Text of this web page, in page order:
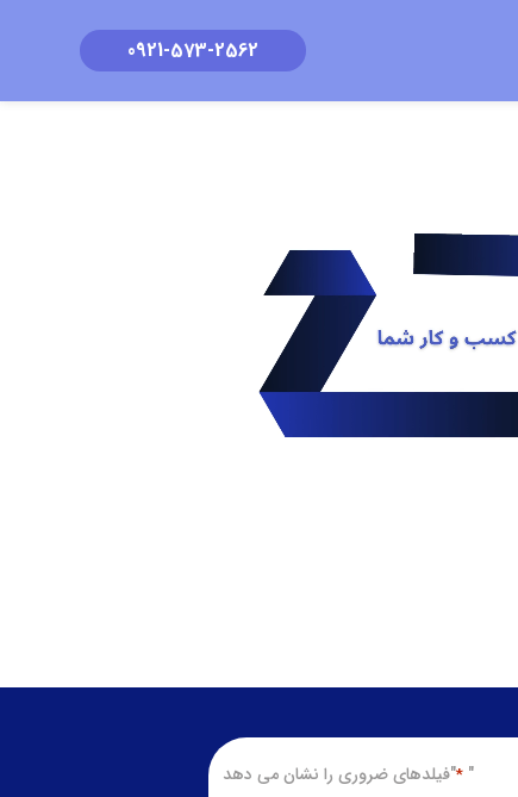
0921-573-2562
"
*"فیلدهای ضروری را نشان می دهد